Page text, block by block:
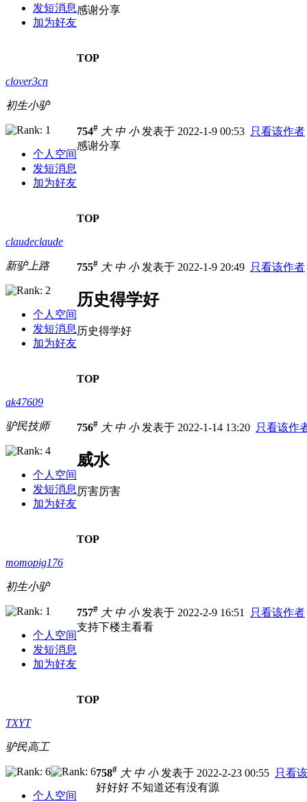
发短消息
加为好友
感谢分享
TOP
clover3cn
初生小驴
个人空间
发短消息
加为好友
754# 大 中 小发表于 2022-1-9 00:53 只看该作者
感谢分享
TOP
claudeclaude
新驴上路
个人空间
发短消息
加为好友
755# 大 中 小发表于 2022-1-9 20:49 只看该作者
历史得学好
历史得学好
TOP
ak47609
驴民技师
个人空间
发短消息
加为好友
756# 大 中 小发表于 2022-1-14 13:20 只看该作
威水
厉害厉害
TOP
momopig176
初生小驴
个人空间
发短消息
加为好友
757# 大 中 小发表于 2022-2-9 16:51
只看该作者
支持下楼主看看
TOP
TXYT
驴民高工
个人空间
758# 大 中 小发表于 2022-2-23 00:55 只看
好好好 不知道还有没有源